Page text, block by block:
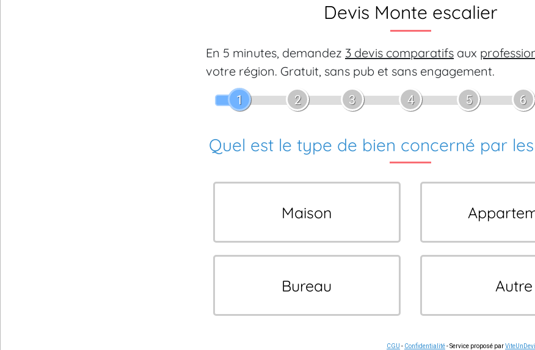
Devis Monte escalier
En 5 minutes, demandez 3 devis comparatifs aux
votre région. Gratuit, sans pub et sans engagement.
1 2 3 4 5 6
Quel est le type de bien concerné par
Maison
Bureau Autre
CGU - Confidentialité- Service proposé par